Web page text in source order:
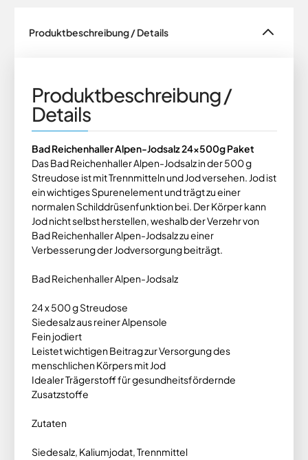
Produktbeschreibung / Details
Produktbeschreibung /
Details
Bad Reichenhaller Alpen-Jodsalz 24x500g Paket
Das Bad Reichenhaller Alpen-Jodsalz in der 500 g
Streudose ist mit Trennmitteln und Jod versehen. Jod ist
ein wichtiges Spurenelement und trägt zu einer
normalen Schilddrüsenfunktion bei. Der Körper kann
Jod nicht selbst herstellen, weshalb der Verzehr von
Bad Reichenhaller Alpen-Jodsalz zu einer
Verbesserung der Jodversorgung beiträgt.
Bad Reichenhaller Alpen-Jodsalz
24 x 500 g Streudose
Siedesalz aus reiner Alpensole
Fein jodiert
Leistet wichtigen Beitrag zur Versorgung des
menschlichen Körpers mit Jod
Idealer Trägerstoff für gesundheitsfördernde
Zusatzstoffe
Zutaten
Siedesalz, Kaliumjodat, Trennmittel